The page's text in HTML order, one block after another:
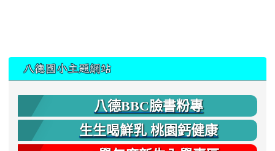
八德國小主題網站
八德BBC臉書粉專
生生喝鮮乳 桃園鈣健康